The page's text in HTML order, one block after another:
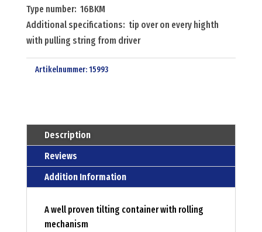
Type number: 16BKM
Additional specifications: tip over on every highth
with pulling string from driver
Artikelnummer:15993
Description
Reviews
Addition Information
A well proven tilting container with rolling
mechanism